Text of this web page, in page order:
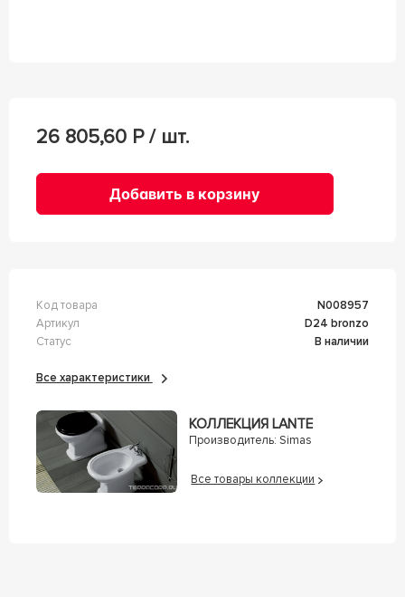
26 805,60 Р / шт.
Добавить в корзину
Код товара
n008957
Артикул
D24 bronzo
Статус
В наличии
Все характеристики
КОЛЛЕКЦИЯ LANTE
Производитель: Simas
Все товары коллекции